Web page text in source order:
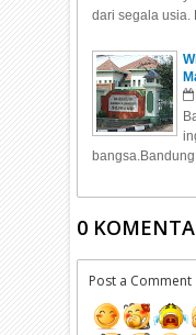
dari segala usia.
0
Post a Comment